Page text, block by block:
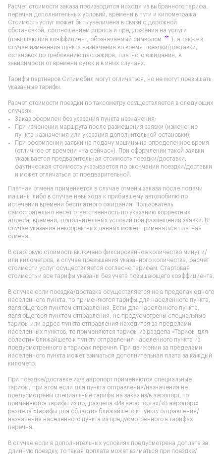
Расчет стоимости заказа производится исходя из выбранного тарифа,
перечня дополнительных условий, времени в пути и километража.
Стоимость услуг может быть увеличена в связи с дорожной
обстановкой, соотношением спроса и предложения на услуги
(повышающий коэффициент, обозначаемый символом
), а также в
случае изменения пункта назначения во время поездки/доставки,
остановок по требованию пассажира, платного ожидания, в
зависимости от времени суток и в иных случаях.
Тарифы партнеров Ситимобил могут отличаться, но не могут превышать
указанные тарифы.
Расчет стоимости поездки по таксометру осуществляется в следующих
случаях:
Заказ оформлен без указания пункта назначения;
При изменении маршрута после размещения заявки (изменение
пункта назначения или указания дополнительной остановки);
При оформлении заявки на подачу машины на определенное время
(отличное от времени «на сейчас»). При оформлении такой заявки
указывается предварительная стоимость поездки/доставки,
фактическая стоимость указывается по окончании поездки/доставки
и может отличаться от предварительной.
Платная отмена применяется в случае отмены заказа после подачи
машины либо в случае невыхода к прибывшему автомобилю по
истечении времени бесплатного ожидания. Пользователь
самостоятельно несет ответственность по указанию корректных
адреса, времени, дополнительных условий при размещении заявки. В
случае указания некорректных данных может применяться платная
отмена.
В стартовую стоимость включено фиксированное количество минут и/
или километров, в случае превышения указанного количества, расчет
стоимости услуг осуществляется согласно тарифам. Стартовая
стоимость и все тарифы указаны без учета повышающего коэффициента.
В случае если поездка/доставка осуществляется не в пределах одного
населенного пункта, то применяются тарифы для населенного пункта,
являющегося пунктом отправления. Если для населенного пункта,
являющегося пунктом отправления, не предусмотрены специальные
тарифы или адрес пункта отправления находится за пределами
населенных пунктов, то применяются тарифы из раздела «Тарифы для
области» ближайшего к пункту отправления населенного пункта из
предусмотренного в тарифах перечня. При движении за пределами
населенного пункта может взиматься дополнительная плата за каждый
километр.
При поездке/доставке из/в аэропорт применяются специальные
тарифы, при этом если для пункта отправления/назначения не
предусмотрены специальные тарифы на заказ из/в аэропорт, то
применяются тарифы из подраздела «Из аэропорта»/«В аэропорт»
раздела «Тарифы для области» ближайшего к пункту отправления/
назначения населенного пункта из предусмотренного в тарифах
перечня.
В случае если в дополнительных условиях предусмотрена доплата за
длинную поездку, то такая доплата может взиматься при поездке/